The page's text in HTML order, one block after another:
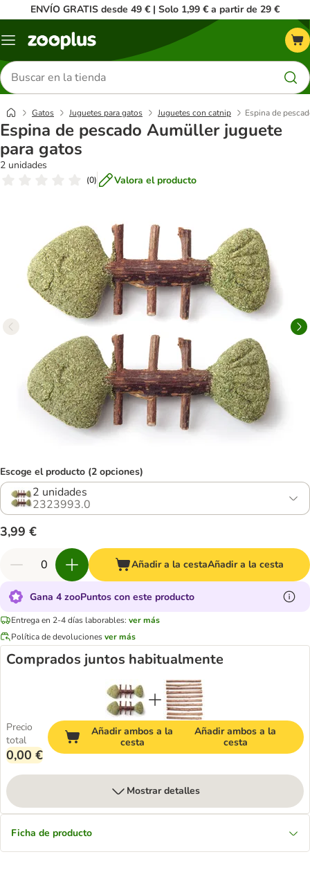
ENVÍO GRATIS desde 49 € | Solo 1,99 € a partir de 29 €
Menú
Buscar
productos
Gatos Juguetes para gatos Juguetes con catnip Espina de
Espina de pescado Aumüller juguete
para gatos
2 unidades
(0) Valora el producto
Escoge el producto (2 opciones)
2 unidades
2323993.0
3,99 €
Añadir a la cestaAñadir a la cesta
Gana 4 zooPuntos con este producto
Entrega en 2-4 días laborables: ver más
Política de devolucionesver más
Comprados juntos habitualmente
Precio
total
0,00 €
Añadir ambos a la
cesta
Añadir ambos a la
cesta
Mostrar detalles
Ficha de producto